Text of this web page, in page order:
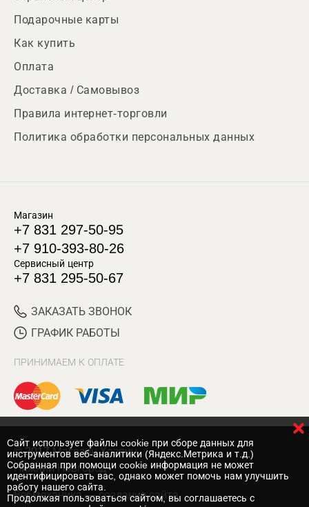
Подарочные карты
Как купить
Оплата
Доставка / Самовывоз
Правила интернет-торговли
Политика обработки персональных данных
Магазин
+7 831 297-50-95
+7 910-393-80-26
Сервисный центр
+7 831 295-50-67
ЗАКАЗАТЬ ЗВОНОК
ГРАФИК РАБОТЫ
ПРИНИМАЕМ К ОПЛАТЕ
© 2017 Магазин Хозяин
Нижний Новгород
Вебмеханика — создание сайта
Cайт использует файлы cookie при сборе данных для
инструментов веб-аналитики (Яндекс.Метрика и т.д.)
Собранная при помощи cookie информация не может
идентифицировать вас, однако может помочь нам улучшить
работу нашего сайта.
Продолжая пользоваться сайтом, вы соглашаетесь с